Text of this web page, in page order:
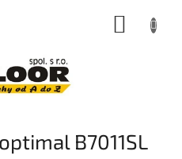
B7011SL